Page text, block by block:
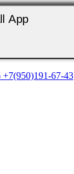
App
67-43